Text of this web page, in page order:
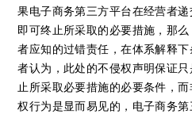
果电子商务第三方平台在经营者
即可终止所采取的必要措施，那
者应知的过错责任，在体系解释
者认为，此处的不侵权声明保证
止所采取必要措施的必要条件，
权行为是显而易见的，电子商务